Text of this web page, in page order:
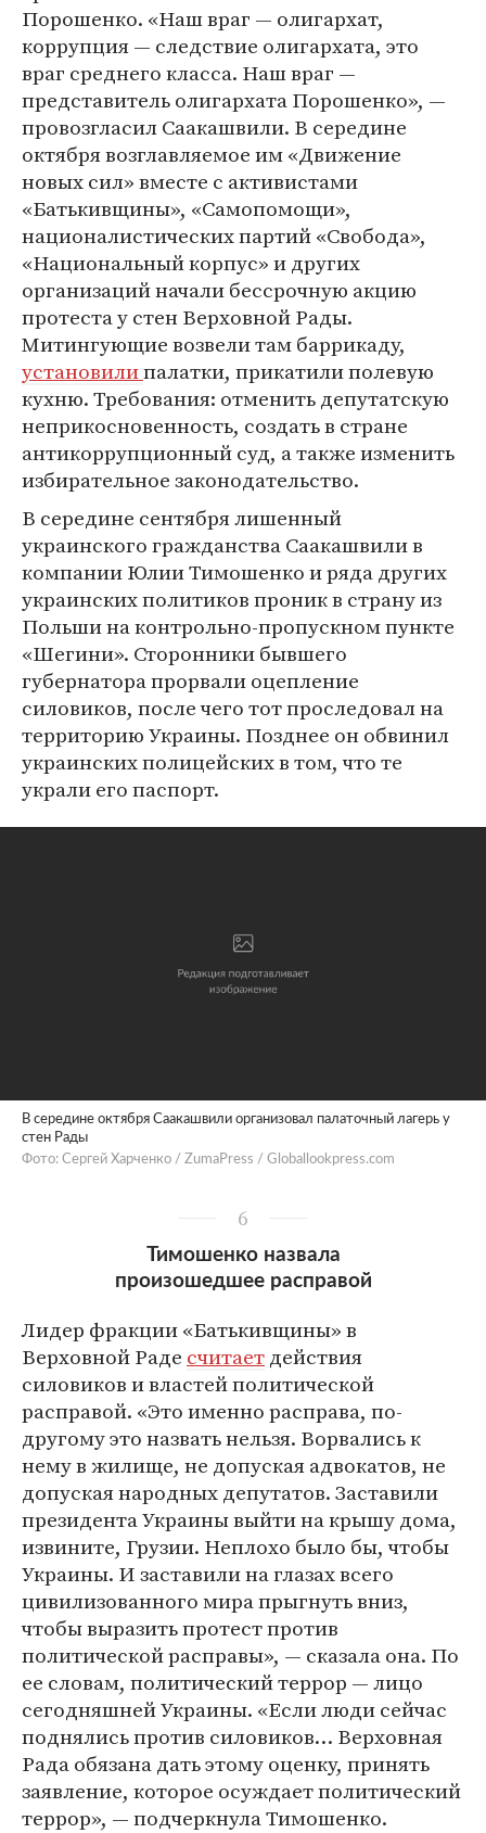
Порошенко. «Наш враг — олигархат,
коррупция — следствие олигархата, это
враг среднего класса. Наш враг —
представитель олигархата Порошенко», —
провозгласил Саакашвили. В середине
октября возглавляемое им «Движение
новых сил» вместе с активистами
«Батькивщины», «Самопомощи»,
националистических партий «Свобода»,
«Национальный корпус» и других
организаций начали бессрочную акцию
протеста у стен Верховной Рады.
Митингующие возвели там баррикаду,
установилипалатки, прикатили полевую
кухню. Требования: отменить депутатскую
неприкосновенность, создать в стране
антикоррупционный суд, а также изменить
избирательное законодательство.
В середине сентября лишенный
украинского гражданства Саакашвили в
компании Юлии Тимошенко и ряда других
украинских политиков проник в страну из
Польши на контрольно-пропускном пункте
«Шегини». Сторонники бывшего
губернатора прорвали оцепление
силовиков, после чего тот проследовал на
территорию Украины. Позднее он обвинил
украинских полицейских в том, что те
украли его паспорт.
В середине октября Саакашвили организовал палаточный лагерь у
стен Рады
Фото: Сергей Харченко / ZumaPress / Globallookpress.com
6
Тимошенко назвала
произошедшее расправой
Лидер фракции «Батькивщины» в
Верховной Раде считаетдействия
силовиков и властей политической
расправой. «Это именно расправа, по-
другому это назвать нельзя. Ворвались к
нему в жилище, не допуская адвокатов, не
допуская народных депутатов. Заставили
президента Украины выйти на крышу дома,
извините, Грузии. Неплохо было бы, чтобы
Украины. И заставили на глазах всего
цивилизованного мира прыгнуть вниз,
чтобы выразить протест против
политической расправы», — сказала она. По
ее словам, политический террор — лицо
сегодняшней Украины. «Если люди сейчас
поднялись против силовиков… Верховная
Рада обязана дать этому оценку, принять
заявление, которое осуждает политический
террор», — подчеркнула Тимошенко.